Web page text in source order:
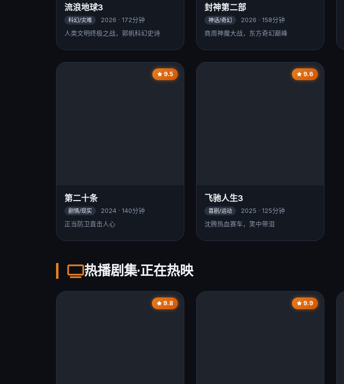
流浪地球3
科幻/灾难
2026 · 172分钟
人类文明终极之战，郭帆科幻史诗
封神第二部
神话/奇幻
2026 · 158分钟
商周神魔大战，东方奇幻巅峰
9.5
第二十条
剧情/现实
2024 · 140分钟
正当防卫直击人心
9.6
飞驰人生3
喜剧/运动
2025 · 125分钟
沈腾热血赛车，笑中带泪
热播剧集·正在热映
9.8 9.9